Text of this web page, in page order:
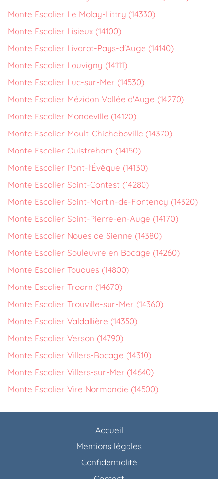
Monte Escalier Le Molay-Littry (14330)
Monte Escalier Lisieux (14100)
Monte Escalier Livarot-Pays-d'Auge (14140)
Monte Escalier Louvigny (14111)
Monte Escalier Luc-sur-Mer (14530)
Monte Escalier Mézidon Vallée d'Auge (14270)
Monte Escalier Mondeville (14120)
Monte Escalier Moult-Chicheboville (14370)
Monte Escalier Ouistreham (14150)
Monte Escalier Pont-l'Évêque (14130)
Monte Escalier Saint-Contest (14280)
Monte Escalier Saint-Martin-de-Fontenay (14320)
Monte Escalier Saint-Pierre-en-Auge (14170)
Monte Escalier Noues de Sienne (14380)
Monte Escalier Souleuvre en Bocage (14260)
Monte Escalier Touques (14800)
Monte Escalier Troarn (14670)
Monte Escalier Trouville-sur-Mer (14360)
Monte Escalier Valdallière (14350)
Monte Escalier Verson (14790)
Monte Escalier Villers-Bocage (14310)
Monte Escalier Villers-sur-Mer (14640)
Monte Escalier Vire Normandie (14500)
Accueil
Mentions légales
Confidentialité